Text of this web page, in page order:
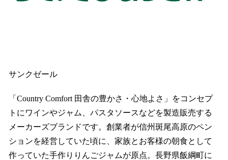
サンクゼール
「Country Comfort 田舎の豊かさ・心地よさ」をコンセプ
トにワインやジャム、パスタソースなどを製造販売する
メーカーズブランドです。創業者が信州斑尾高原のペン
ションを経営していた頃に、家族とお客様の朝食として
作っていた手作りりんごジャムが原点。長野県飯綱町に